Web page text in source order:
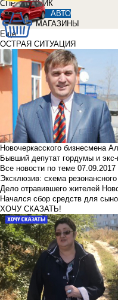
СПРАВОЧНИК
АВТО
МАГАЗИНЫ
Еще
ОСТРАЯ СИТУАЦИЯ
Новочеркасского бизнесмена
Бывший депутат гордумы и
Все новости по теме 07.09.2017
Эксклюзив: схема
Дело отравившего жителей
Начался сбор средств для
ХОЧУ СКАЗАТЬ!